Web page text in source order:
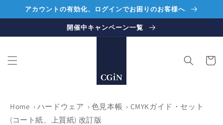
ンツに
進む
アカウントの有効化、ログインでお困りのお客様へ
開催中キャンペーン一覧
ー
Home › ハードウェア › 色見本帳 › CMYKガイド・セット
(コート紙、上質紙) 改訂版